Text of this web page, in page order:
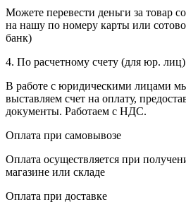
Можете перевести деньги за товар
на нашу по номеру карты или
банк)
4. По расчетному счету (для юр. лиц)
В работе с юридическими лицами
выставляем счет на оплату,
документы. Работаем с НДС.
Оплата при самовывозе
Оплата осуществляется при
магазине или складе
Оплата при доставке